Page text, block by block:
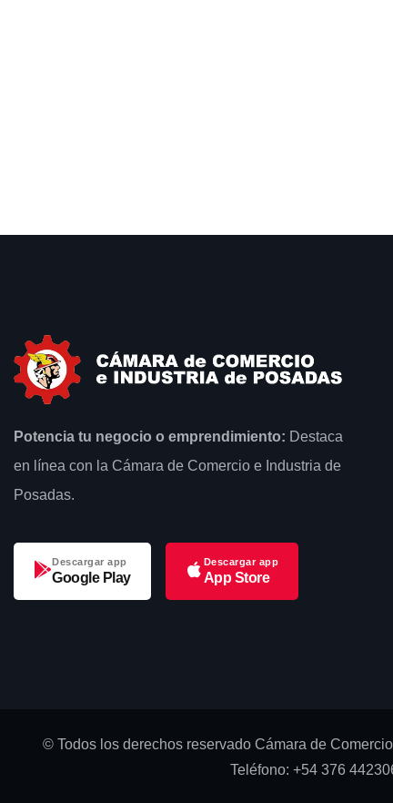
Potencia tu negocio o emprendimiento: Destaca
en línea con la Cámara de Comercio e Industria de
Posadas.
Descargar app
Google Play
Descargar app
App Store
© Todos los derechos reservado Cámara de
Teléfono: +54 376